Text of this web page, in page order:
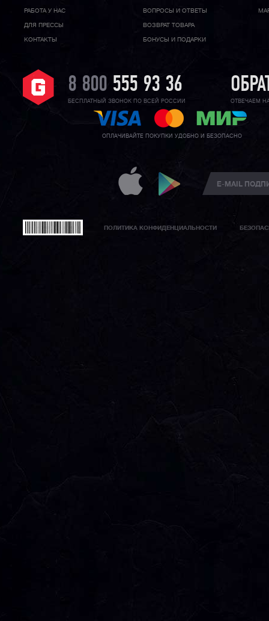
РАБОТА У НАС
ДЛЯ ПРЕССЫ
КОНТАКТЫ
ВОПРОСЫ И ОТВЕТЫ
ВОЗВРАТ ТОВАРА
БОНУСЫ И ПОДАРКИ
8 800 555 93 36
БЕСПЛАТНЫЙ ЗВОНОК ПО ВСЕЙ РОССИИ ОТВЕЧАЕМ
ОПЛАЧИВАЙТЕ ПОКУПКИ УДОБНО И БЕЗОПАСНО
ПОЛИТИКА КОНФИДЕНЦИАЛЬНОСТИ